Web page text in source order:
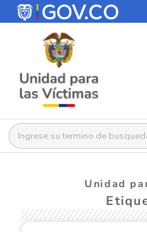
Buscar:
Unidad